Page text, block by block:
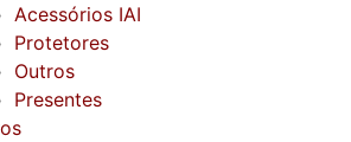
Acessórios IAI
Protetores
Outros
Presentes